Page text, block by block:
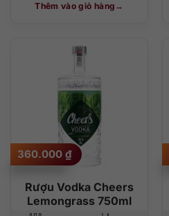
Thêm vào giỏ hàng
Rượu Vodka Cheers
Lemongrass 750ml
360.000 ₫